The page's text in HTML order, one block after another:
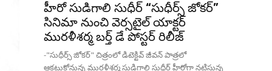
హీరో సుడిగాలి సుధీర్ “సుధీర్స్ జోకర్”
సినిమా నుంచి వెర్సటైల్ యాక్టర్
మురళీశర్మ బర్త్ డే పోస్టర్ రిలీజ్
-"సుధీర్స్ జోకర్" చిత్రంలో డిటెక్టివ్ జీవన్ పాత్రలో
ఆకట్టుకోనున్న మురళీశర్మ సుడిగాలి సుధీర్ హీరోగా నటిస్తున్న